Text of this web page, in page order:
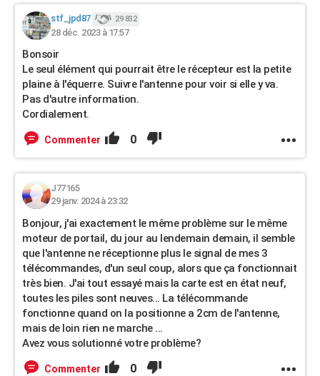
stf_jpd87 29 832
28 déc. 2023 à 17:57
Bonsoir
Le seul élément qui pourrait être le récepteur est la petite
plaine à l'équerre. Suivre l'antenne pour voir si elle y va.
Pas d'autre information.
Cordialement.
Commenter 0
J77165
29 janv. 2024 à 23:32
Bonjour, j'ai exactement le même problème sur le même
moteur de portail, du jour au lendemain demain, il semble
que l'antenne ne réceptionne plus le signal de mes 3
télécommandes, d'un seul coup, alors que ça fonctionnait
très bien. J'ai tout essayé mais la carte est en état neuf,
toutes les piles sont neuves... La télécommande
fonctionne quand on la positionne a 2cm de l'antenne,
mais de loin rien ne marche ...
Avez vous solutionné votre problème?
Commenter 0